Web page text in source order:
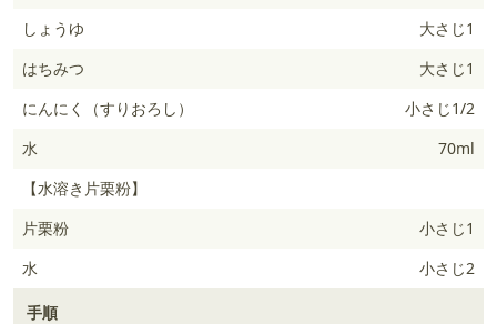
しょうゆ
大さじ1
はちみつ
大さじ1
にんにく（すりおろし）
小さじ1/2
水
70ml
【水溶き片栗粉】
片栗粉
小さじ1
水
小さじ2
手順